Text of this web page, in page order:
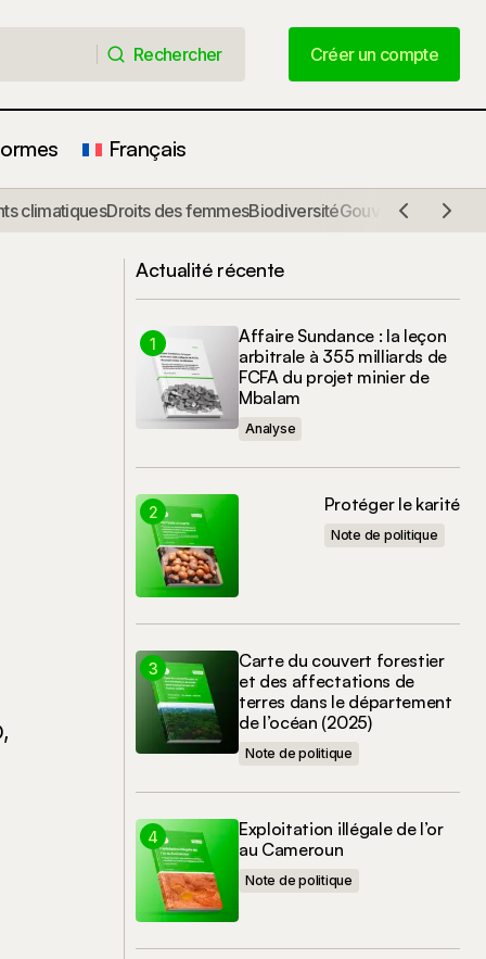
Rechercher
Créer un compte
Créer un compte
Français
La protection des droits des
climatiquesDroits des femmesBiodiversitéGouvernance
Actualité récente
Affaire Sundance : la leçon
arbitrale à 355 milliards de
FCFA du projet minier de
Mbalam
Analyse
Protéger le karité
Note de politique
Carte du couvert forestier
et des affectations de
terres dans le département
de l’océan (2025)
Note de politique
Exploitation illégale de l’or
au Cameroun
Note de politique